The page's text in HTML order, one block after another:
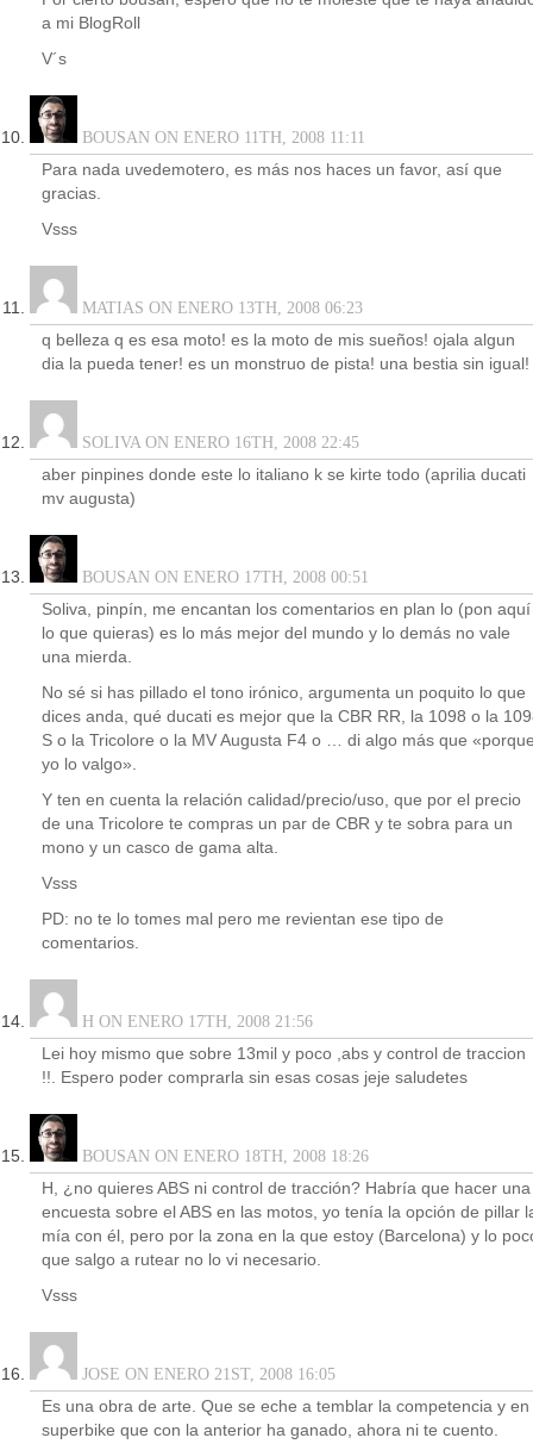
a mi BlogRoll
V´s
BOUSAN ON ENERO 11TH, 2008 11:11
Para nada uvedemotero, es más nos haces un favor, así que
gracias.
Vsss
MATIAS ON ENERO 13TH, 2008 06:23
q belleza q es esa moto! es la moto de mis sueños! ojala algun
dia la pueda tener! es un monstruo de pista! una bestia sin igual!
SOLIVA ON ENERO 16TH, 2008 22:45
aber pinpines donde este lo italiano k se kirte todo (aprilia ducati
mv augusta)
BOUSAN ON ENERO 17TH, 2008 00:51
Soliva, pinpín, me encantan los comentarios en plan lo (pon aquí
lo que quieras) es lo más mejor del mundo y lo demás no vale
una mierda.
No sé si has pillado el tono irónico, argumenta un poquito lo que
dices anda, qué ducati es mejor que la CBR RR, la 1098 o la
S o la Tricolore o la MV Augusta F4 o … di algo más que
yo lo valgo».
Y ten en cuenta la relación calidad/precio/uso, que por el precio
de una Tricolore te compras un par de CBR y te sobra para un
mono y un casco de gama alta.
Vsss
PD: no te lo tomes mal pero me revientan ese tipo de
comentarios.
H ON ENERO 17TH, 2008 21:56
Lei hoy mismo que sobre 13mil y poco ,abs y control de traccion
!!. Espero poder comprarla sin esas cosas jeje saludetes
BOUSAN ON ENERO 18TH, 2008 18:26
H, ¿no quieres ABS ni control de tracción? Habría que hacer una
encuesta sobre el ABS en las motos, yo tenía la opción de pillar
mía con él, pero por la zona en la que estoy (Barcelona) y lo
que salgo a rutear no lo vi necesario.
Vsss
JOSE ON ENERO 21ST, 2008 16:05
Es una obra de arte. Que se eche a temblar la competencia y en
superbike que con la anterior ha ganado, ahora ni te cuento.